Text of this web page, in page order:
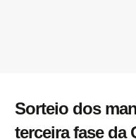
Sorteio dos
terceira fase da